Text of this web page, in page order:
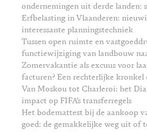
ondernemingen uit derde landen:
Erfbelasting in Vlaanderen:
interessante planningstechniek
Tussen open ruimte en
functiewijziging van landbouw
Zomervakantie als excuus voor
facturen? Een rechterlijke kronkel
Van Moskou tot Charleroi: het
impact op FIFA’s transferregels
Het bodemattest bij de aankoop
goed: de gemakkelijke weg uit of